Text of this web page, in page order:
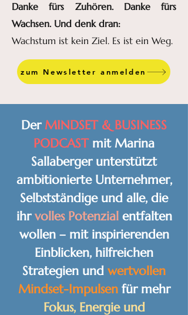
Danke fürs Zuhören. Danke fürs
Wachsen. Und denk dran:
Wachstum ist kein Ziel. Es ist ein Weg.
zum Newsletter anmelden
Der MINDSET & BUSINESS
PODCAST mit Marina
Sallaberger unterstützt
ambitionierte Unternehmer,
Selbstständige und alle, die
ihrvolles Potenzial entfalten
wollen – mit inspirierenden
Einblicken, hilfreichen
Strategien und wertvollen
Mindset-Impulsen für mehr
Fokus, Energie und